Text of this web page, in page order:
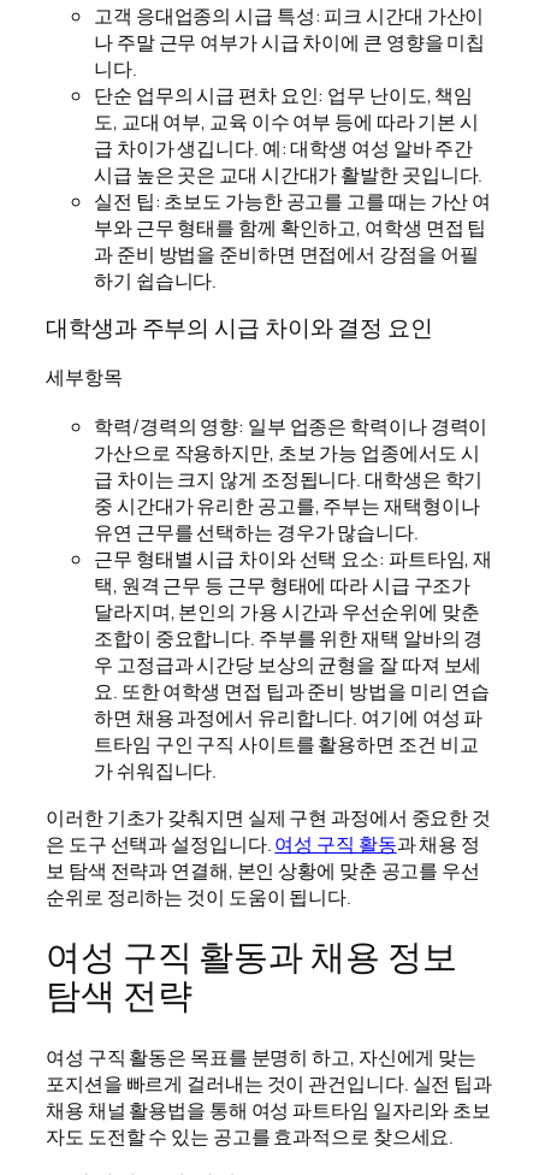
고객 응대업종의 시급 특성: 피크 시간대 가산이
나 주말 근무 여부가 시급 차이에 큰 영향을 미칩
니다.
단순 업무의 시급 편차 요인: 업무 난이도, 책임
도, 교대 여부, 교육 이수 여부 등에 따라 기본 시
급 차이가 생깁니다. 예: 대학생 여성 알바 주간
시급 높은 곳은 교대 시간대가 활발한 곳입니다.
실전 팁: 초보도 가능한 공고를 고를 때는 가산 여
부와 근무 형태를 함께 확인하고, 여학생 면접 팁
과 준비 방법을 준비하면 면접에서 강점을 어필
하기 쉽습니다.
대학생과 주부의 시급 차이와 결정 요인
세부항목
학력/경력의 영향: 일부 업종은 학력이나 경력이
가산으로 작용하지만, 초보 가능 업종에서도 시
급 차이는 크지 않게 조정됩니다. 대학생은 학기
중 시간대가 유리한 공고를, 주부는 재택형이나
유연 근무를 선택하는 경우가 많습니다.
근무 형태별 시급 차이와 선택 요소: 파트타임, 재
택, 원격 근무 등 근무 형태에 따라 시급 구조가
달라지며, 본인의 가용 시간과 우선순위에 맞춘
조합이 중요합니다. 주부를 위한 재택 알바의 경
우 고정급과 시간당 보상의 균형을 잘 따져 보세
요. 또한 여학생 면접 팁과 준비 방법을 미리 연습
하면 채용 과정에서 유리합니다. 여기에 여성 파
트타임 구인 구직 사이트를 활용하면 조건 비교
가 쉬워집니다.
이러한 기초가 갖춰지면 실제 구현 과정에서 중요한 것
은 도구 선택과 설정입니다.여성 구직 활동과 채용 정
보 탐색 전략과 연결해, 본인 상황에 맞춘 공고를 우선
순위로 정리하는 것이 도움이 됩니다.
여성 구직 활동과 채용 정보
탐색 전략
여성 구직 활동은 목표를 분명히 하고, 자신에게 맞는
포지션을 빠르게 걸러내는 것이 관건입니다. 실전 팁과
채용 채널 활용법을 통해 여성 파트타임 일자리와 초보
자도 도전할 수 있는 공고를 효과적으로 찾으세요.